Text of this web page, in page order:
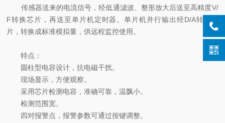
传感器送来的电流信号，经低通滤波、整形放大后送至高精度V/
F转换芯片，再送至单片机定时器。单片机并行输出经D/A转换芯
片，转换成标准模拟量，供远程监控使用。
特点：
圆柱型电容设计，抗电磁干扰。
现场显示，方便观察。
采用芯片检测电容，准确可靠，温飘小。
检测范围宽。
四对报警点，报警参数可通过按键调整。